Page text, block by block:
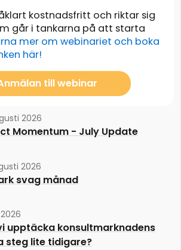
kostnadsfritt och riktar sig
går i tankarna på att starta
mer om webinariet och boka
här!
till webinar
2026
Momentum - July Update
2026
svag månad
upptäcka konsultmarknadens
steg lite tidigare?